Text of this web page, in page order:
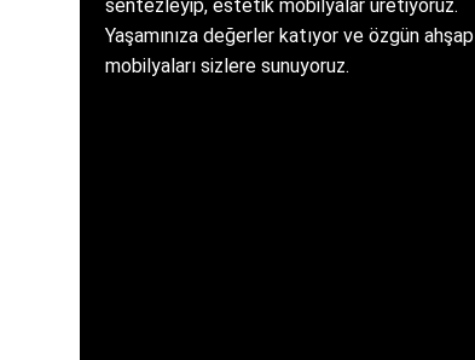
sentezleyip, estetik mobilyalar üretiyoruz.
Yaşamınıza değerler katıyor ve özgün ahşap
mobilyaları sizlere sunuyoruz.